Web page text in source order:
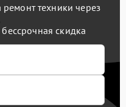
техники через
скидка